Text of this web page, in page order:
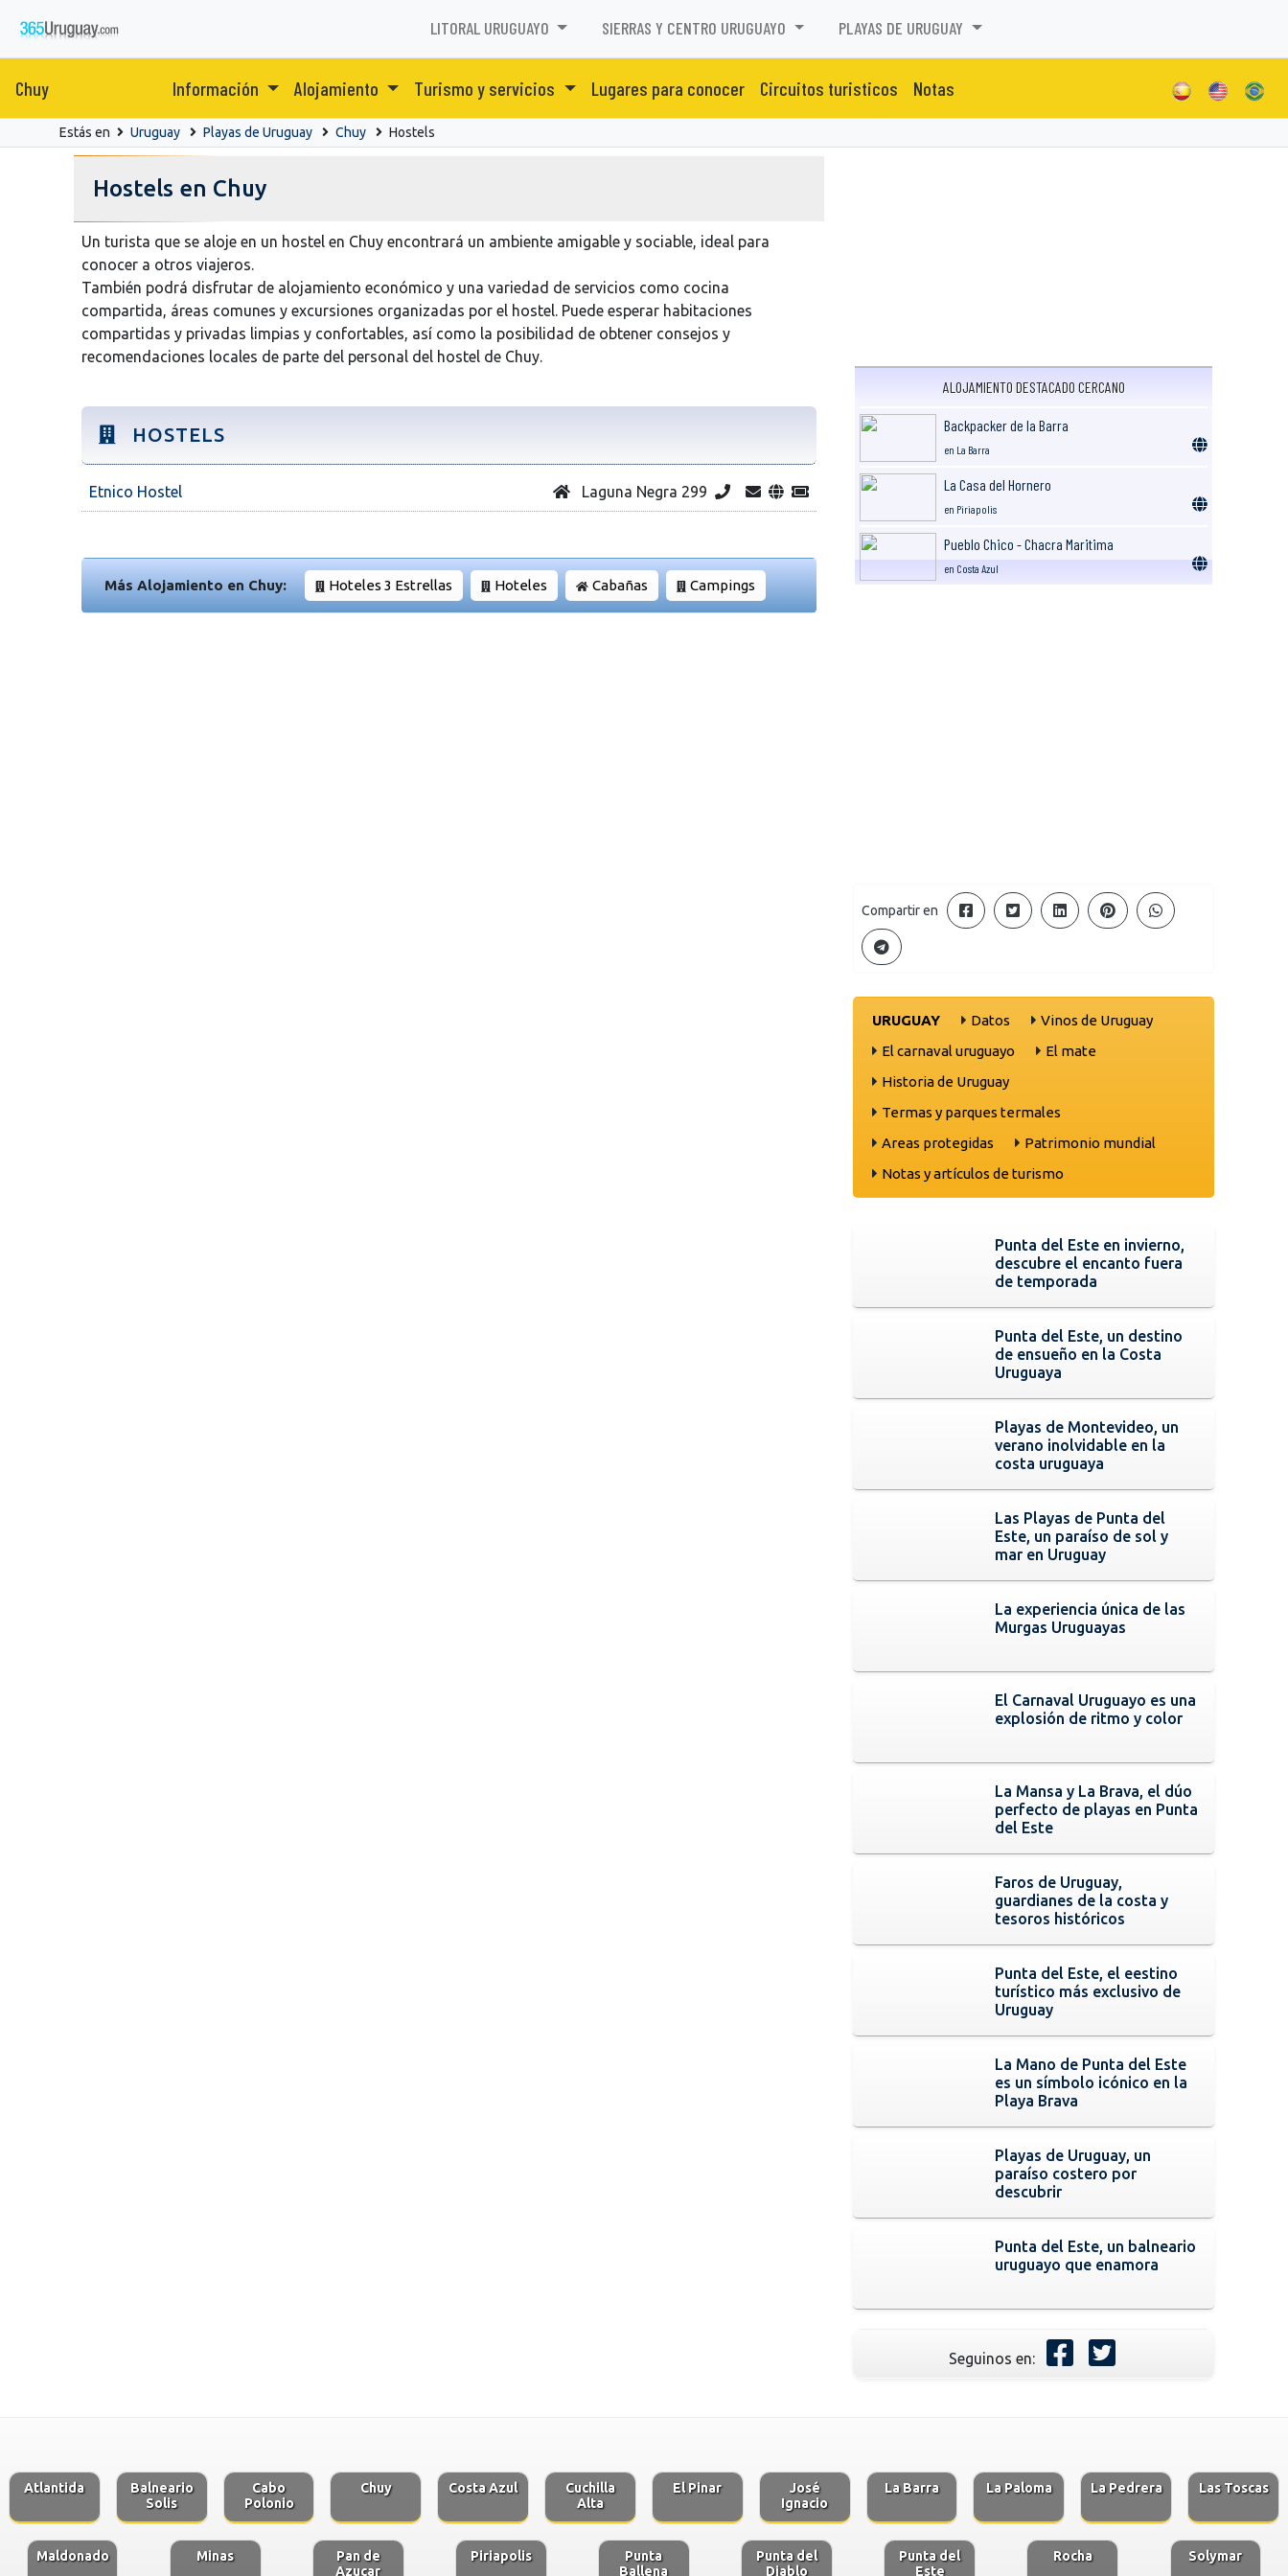
LITORAL URUGUAYO SIERRAS Y CENTRO URUGUAYO PLAYAS DE URUGUAY
Chuy Información Alojamiento Turismo y servicios Lugares para conocer Circuitos turisticos Notas
Estás en Uruguay Playas de Uruguay Chuy Hostels
Hostels en Chuy
Un turista que se aloje en un hostel en Chuy encontrará un ambiente amigable y sociable, ideal para
conocer a otros viajeros.
También podrá disfrutar de alojamiento económico y una variedad de servicios como cocina
compartida, áreas comunes y excursiones organizadas por el hostel. Puede esperar habitaciones
compartidas y privadas limpias y confortables, así como la posibilidad de obtener consejos y
recomendaciones locales de parte del personal del hostel de Chuy.
HOSTELS
Etnico Hostel Laguna Negra 299
Más Alojamiento en Chuy: Hoteles 3 Estrellas Hoteles Cabañas Campings
ALOJAMIENTO DESTACADO CERCANO
Backpacker de la Barra
en La Barra
La Casa del Hornero
en Piriapolis
Pueblo Chico - Chacra Maritima
en Costa Azul
Compartir en
URUGUAY Datos
Vinos de Uruguay
El carnaval uruguayo
El mate
Historia de Uruguay
Termas y parques termales
Areas protegidas
Patrimonio mundial
Notas y artículos de turismo
Punta del Este en invierno,
descubre el encanto fuera
de temporada
Punta del Este, un destino
de ensueño en la Costa
Uruguaya
Playas de Montevideo, un
verano inolvidable en la
costa uruguaya
Las Playas de Punta del
Este, un paraíso de sol y
mar en Uruguay
La experiencia única de las
Murgas Uruguayas
El Carnaval Uruguayo es una
explosión de ritmo y color
La Mansa y La Brava, el dúo
perfecto de playas en Punta
del Este
Faros de Uruguay,
guardianes de la costa y
tesoros históricos
Punta del Este, el eestino
turístico más exclusivo de
Uruguay
La Mano de Punta del Este
es un símbolo icónico en la
Playa Brava
Playas de Uruguay, un
paraíso costero por
descubrir
Punta del Este, un balneario
uruguayo que enamora
Seguinos en:
Atlantida
Balneario
Solis
Cabo
Polonio
Chuy Costa Azul
Cuchilla
Alta
El Pinar
José
Ignacio
La Barra La Paloma La Pedrera Las Toscas
Maldonado Minas
Pan de
Azucar
Piriapolis
Punta
Ballena
Punta del
Diablo
Punta del
Este
Rocha Solymar